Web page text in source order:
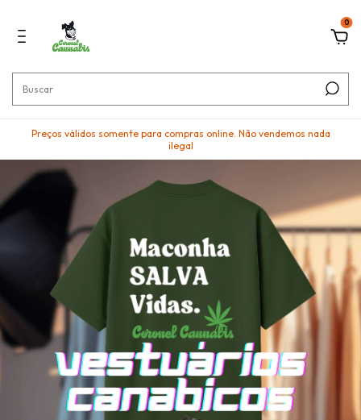
0
Preços válidos somente para compras online. Não vendemos nada
ilegal